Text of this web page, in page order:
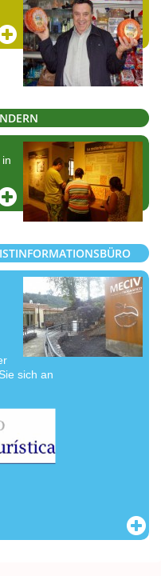
sich an